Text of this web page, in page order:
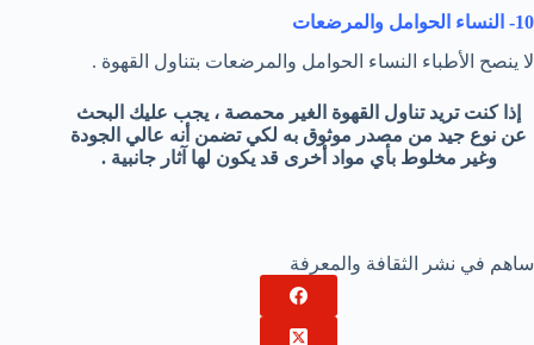
10- النساء الحوامل والمرضعات
لا ينصح الأطباء النساء الحوامل والمرضعات بتناول القهوة .
إذا كنت تريد تناول القهوة الغير محمصة ، يجب عليك البحث
عن نوع جيد من مصدر موثوق به لكي تضمن أنه عالي الجودة
وغير مخلوط بأي مواد أخرى قد يكون لها آثار جانبية .
ساهم في نشر الثقافة والمعرفة